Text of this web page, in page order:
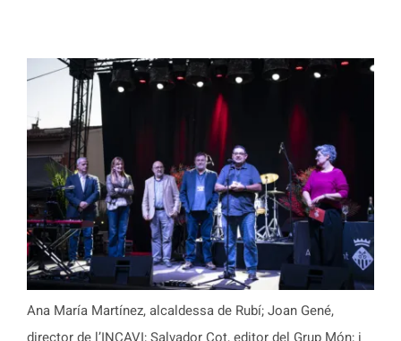
Ana María Martínez, alcaldessa de Rubí; Joan Gené,
director de l’INCAVI; Salvador Cot, editor del Grup Món; i